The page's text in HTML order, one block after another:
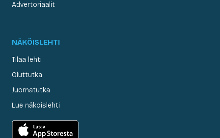
Advertoriaalit
NÄKÖISLEHTI
Tilaa lehti
Oluttutka
Juomatutka
Lue näköislehti